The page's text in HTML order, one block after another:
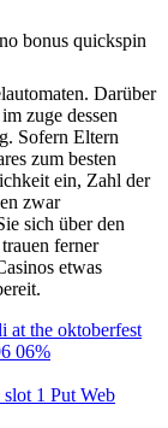
Darüber
zuge dessen
Sofern Eltern
zum besten
ein, Zahl der
zwar
sich über den
ferner
etwas
at the oktoberfest
06%
1 Put Web